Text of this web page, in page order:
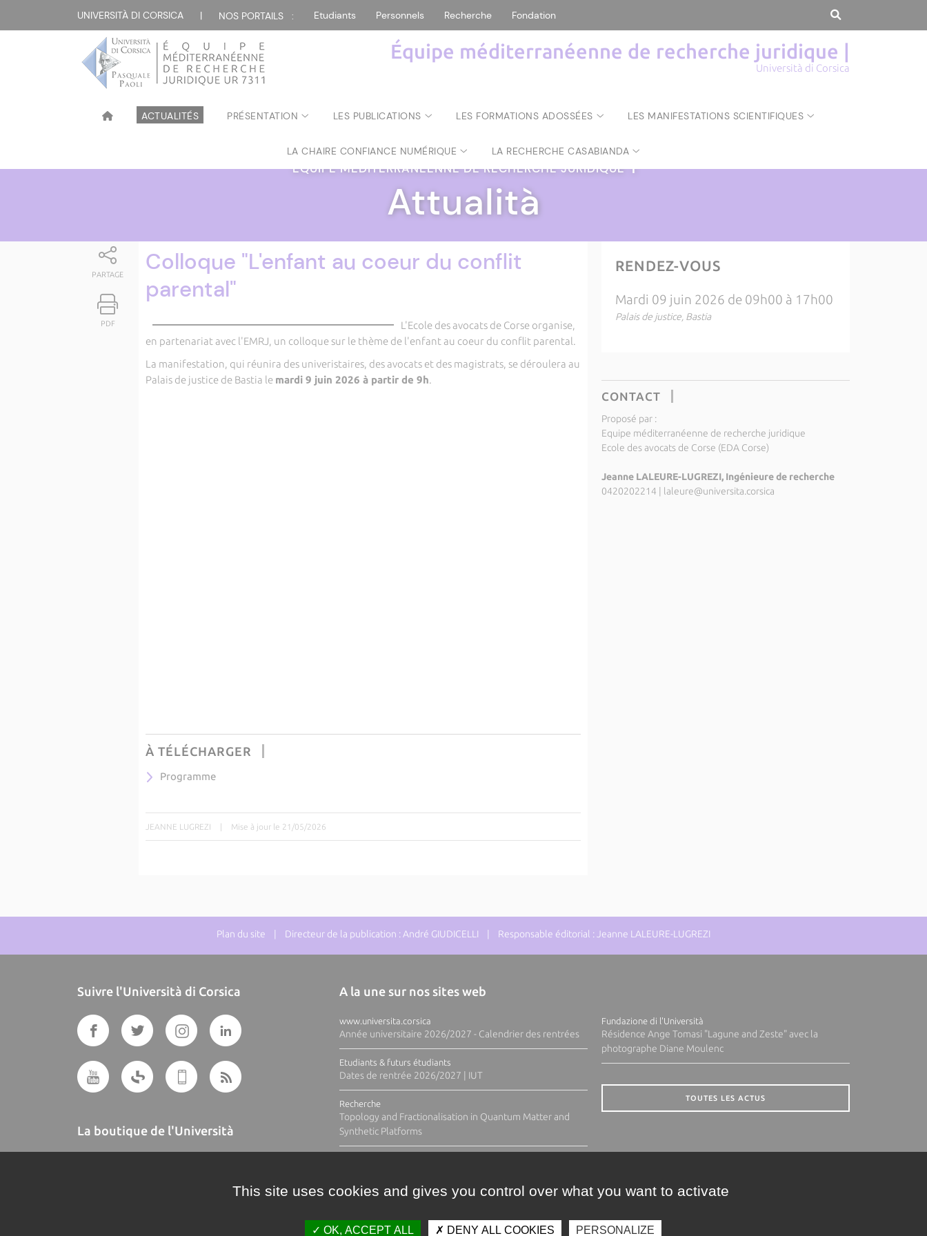
UNIVERSITÀ DI CORSICA | NOS PORTAILS : Etudiants Personnels Recherche Fondation
Équipe méditerranéenne de recherche juridique |
Università di Corsica
ACTUALITÉS PRÉSENTATION LES PUBLICATIONS LES FORMATIONS ADOSSÉES LES MANIFESTATIONS SCIENTIFIQUES
LA CHAIRE CONFIANCE NUMÉRIQUE LA RECHERCHE CASABIANDA
ÉQUIPE MÉDITERRANÉENNE DE RECHERCHE JURIDIQUE|
Attualità
PARTAGE
PDF
Colloque "L'enfant au coeur du conflit
parental"
L'Ecole des avocats de Corse organise,
en partenariat avec l'EMRJ, un colloque sur le thème de l'enfant au coeur du conflit parental.
La manifestation, qui réunira des univeristaires, des avocats et des magistrats, se déroulera au
Palais de justice de Bastia le mardi 9 juin 2026 à partir de 9h.
À TÉLÉCHARGER
Programme
JEANNE LUGREZI | Mise à jour le 21/05/2026
RENDEZ-VOUS
Mardi 09 juin 2026 de 09h00 à 17h00
Palais de justice, Bastia
CONTACT
Proposé par :
Equipe méditerranéenne de recherche juridique
Ecole des avocats de Corse (EDA Corse)
Jeanne LALEURE-LUGREZI, Ingénieure de recherche
0420202214
laleure@universita.corsica
Plan du site | Directeur de la publication : André GIUDICELLI | Responsable éditorial : Jeanne LALEURE-LUGREZI
Suivre l'Università di Corsica
La boutique de l'Università
A la une sur nos sites web
www.universita.corsica
Année universitaire 2026/2027 - Calendrier des rentrées
Etudiants & futurs étudiants
Dates de rentrée 2026/2027 | IUT
Recherche
Topology and Fractionalisation in Quantum Matter and
Synthetic Platforms
Fundazione di l'Università
Résidence Ange Tomasi "Lagune and Zeste" avec la
photographe Diane Moulenc
TOUTES LES ACTUS
This site uses cookies and gives you control over what you want to activate
OK, ACCEPT ALL DENY ALL COOKIES PERSONALIZE